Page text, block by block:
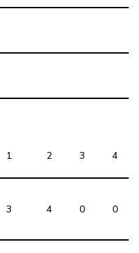
1 2 3 4
3 4 0 0